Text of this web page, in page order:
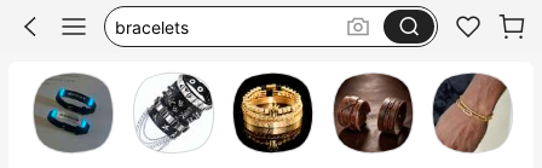
emo
armbånd mænd